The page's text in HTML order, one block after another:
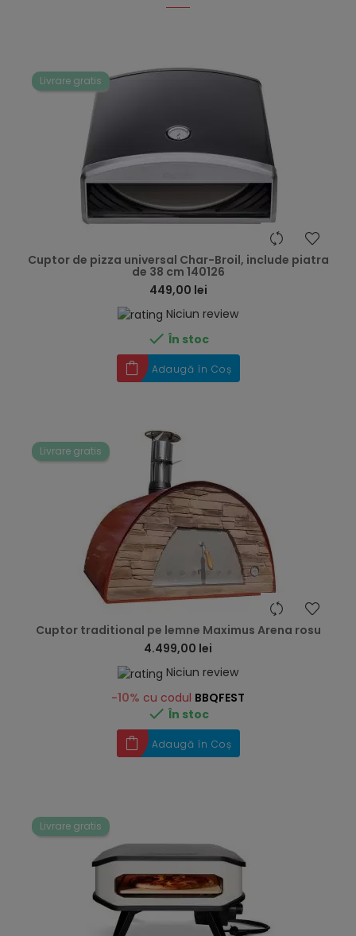
Livrare gratis
Cuptor de pizza universal Char-Broil, include piatra
de 38 cm 140126
449,00 lei
Niciun review
 În stoc
Adaugă în Coș
Livrare gratis
Cuptor traditional pe lemne Maximus Arena rosu
4.499,00 lei
Niciun review
-10% cu codul BBQFEST
 În stoc
Adaugă în Coș
Livrare gratis